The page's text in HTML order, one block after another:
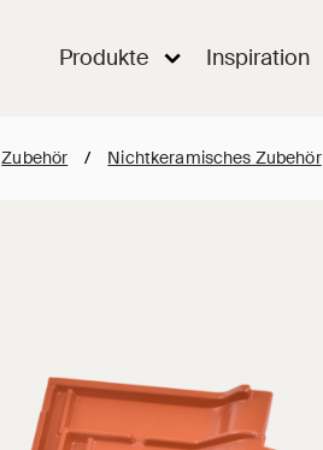
Produkte Inspiration
Zubehör / Nichtkeramisches Zubehör